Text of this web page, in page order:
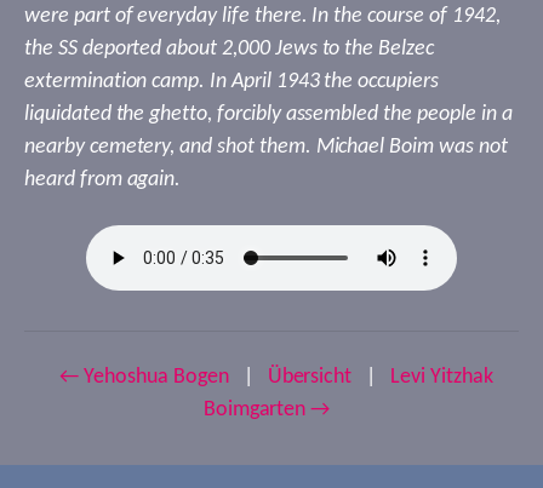
were part of everyday life there. In the course of 1942,
the SS deported about 2,000 Jews to the Belzec
extermination camp. In April 1943 the occupiers
liquidated the ghetto, forcibly assembled the people in a
nearby cemetery, and shot them. Michael Boim was not
heard from again.
← Yehoshua Bogen Übersicht
Levi Yitzhak
Boimgarten →